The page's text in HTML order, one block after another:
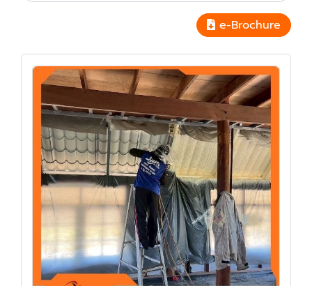
e-Brochure